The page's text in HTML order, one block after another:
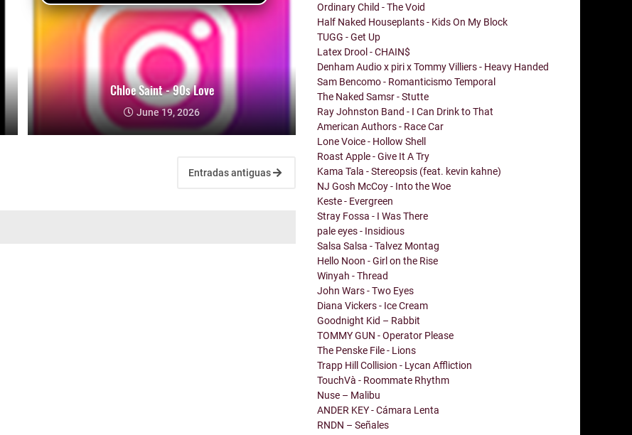
Chloe Saint - 90s Love
June 19, 2026
Entradas antiguas
Ordinary Child - The Void
Half Naked Houseplants - Kids On My Block
TUGG - Get Up
Latex Drool - CHAIN$
Denham Audio x piri x Tommy Villiers - Heavy Handed
Sam Bencomo - Romanticismo Temporal
The Naked Samsr - Stutte
Ray Johnston Band - I Can Drink to That
American Authors - Race Car
Lone Voice - Hollow Shell
Roast Apple - Give It A Try
Kama Tala - Stereopsis (feat. kevin kahne)
NJ Gosh McCoy - Into the Woe
Keste - Evergreen
Stray Fossa - I Was There
pale eyes - Insidious
Salsa Salsa - Talvez Montag
Hello Noon - Girl on the Rise
Winyah - Thread
John Wars - Two Eyes
Diana Vickers - Ice Cream
Goodnight Kid – Rabbit
TOMMY GUN - Operator Please
The Penske File - Lions
Trapp Hill Collision - Lycan Affliction
TouchVà - Roommate Rhythm
Nuse – Malibu
ANDER KEY - Cámara Lenta
RNDN – Señales